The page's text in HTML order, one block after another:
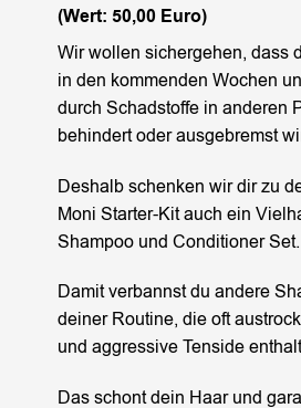
(Wert: 50,00 Euro)
Wir wollen sichergehen, dass
in den kommenden Wochen
durch Schadstoffe in anderen
behindert oder ausgebremst
Deshalb schenken wir dir zu
Moni Starter-Kit auch ein
Shampoo und Conditioner Set.
Damit verbannst du andere
deiner Routine, die oft
und aggressive Tenside
Das schont dein Haar und